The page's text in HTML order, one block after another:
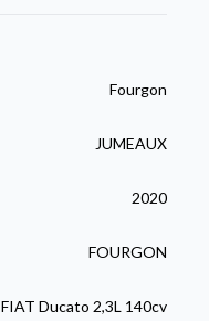
Fourgon
JUMEAUX
2020
FOURGON
FIAT Ducato 2,3L 140cv